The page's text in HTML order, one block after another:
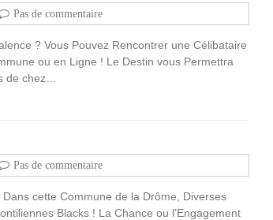
Pas de commentaire
? Vous Pouvez Rencontrer une Célibataire
ou en Ligne ! Le Destin vous Permettra
de chez…
Pas de commentaire
cette Commune de la Drôme, Diverses
Blacks ! La Chance ou l’Engagement